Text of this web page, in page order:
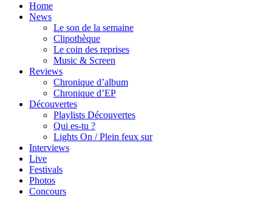
Home
News
Le son de la semaine
Clipothèque
Le coin des reprises
Music & Screen
Reviews
Chronique d’album
Chronique d’EP
Découvertes
Playlists Découvertes
Qui es-tu ?
Lights On / Plein feux sur
Interviews
Live
Festivals
Photos
Concours